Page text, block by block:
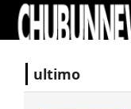
ultimo